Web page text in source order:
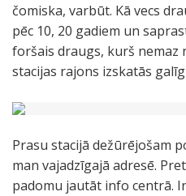
čomiska, varbūt. Kā vecs
pēc 10, 20 gadiem un
foršais draugs, kurš nemaz
stacijas rajons izskatās
Prasu stacijā dežūrējošam
man vajadzīgajā adresē.
padomu jautāt info centrā.